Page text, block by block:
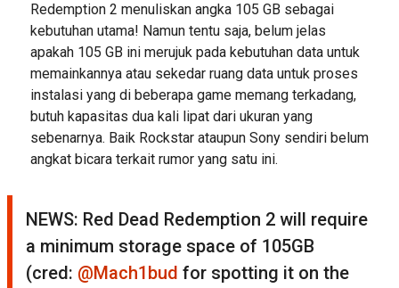
Redemption 2 menuliskan angka 105 GB sebagai
kebutuhan utama! Namun tentu saja, belum jelas
apakah 105 GB ini merujuk pada kebutuhan data untuk
memainkannya atau sekedar ruang data untuk proses
instalasi yang di beberapa game memang terkadang,
butuh kapasitas dua kali lipat dari ukuran yang
sebenarnya. Baik Rockstar ataupun Sony sendiri belum
angkat bicara terkait rumor yang satu ini.
NEWS: Red Dead Redemption 2 will require
a minimum storage space of 105GB
(cred: @Mach1bud for spotting it on the